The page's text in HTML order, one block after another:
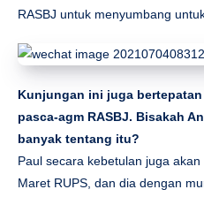
RASBJ untuk menyumbang
Kunjungan ini juga
pasca-agm RASBJ. Bisakah
banyak tentang itu?
Paul secara kebetulan juga
Maret RUPS, dan dia dengan